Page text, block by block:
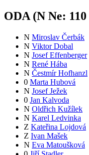
ODA (N Ne: 110
N Miroslav Čerbák
N Viktor Dobal
N Josef Effenberger
N René Hába
N Čestmír Hofhanzl
0 Marta Hubová
N Josef Ježek
0 Jan Kalvoda
N Oldřich Kužílek
N Karel Ledvinka
Z Kateřina Lojdová
Z Ivan Mašek
N Eva Matoušková